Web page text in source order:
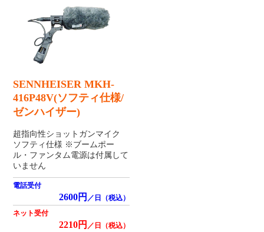
SENNHEISER MKH-
416P48V(ソフティ仕様/
ゼンハイザー)
超指向性ショットガンマイク
ソフティ仕様 ※ブームポー
ル・ファンタム電源は付属して
いません
電話受付
2600円 ／日（税込）
ネット受付
2210円 ／日（税込）